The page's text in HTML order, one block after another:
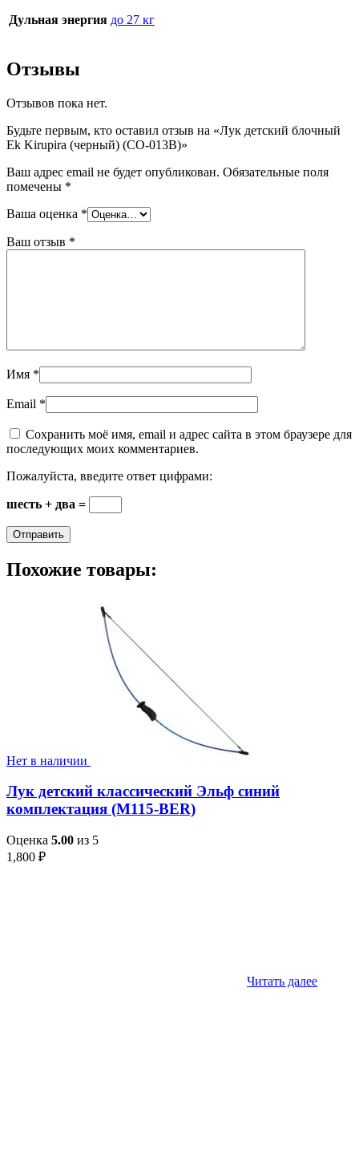
Дульная энергия до 27 кг
Отзывы
Отзывов пока нет.
Будьте первым, кто оставил отзыв на «Лук детский блочный
Ek Kirupira (черный) (CO-013B)»
Ваш адрес email не будет опубликован. Обязательные поля
помечены *
Ваша оценка *
Ваш отзыв *
Имя *
Email *
Сохранить моё имя, email и адрес сайта в этом браузере для
последующих моих комментариев.
Пожалуйста, введите ответ цифрами:
шесть + два =
Похожие товары:
Нет в наличии
Лук детский классический Эльф синий
комплектация (M115-BER)
Оценка 5.00 из 5
1,800 ₽
Читать далее